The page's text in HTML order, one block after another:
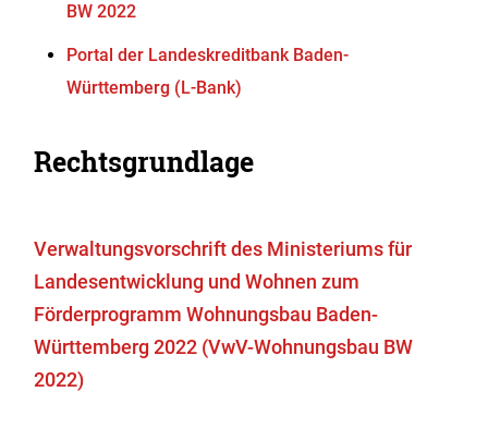
BW 2022
Portal der Landeskreditbank Baden-
Württemberg (L-Bank)
Rechtsgrundlage
Verwaltungsvorschrift des Ministeriums für
Landesentwicklung und Wohnen zum
Förderprogramm Wohnungsbau Baden-
Württemberg 2022 (VwV-Wohnungsbau BW
2022)